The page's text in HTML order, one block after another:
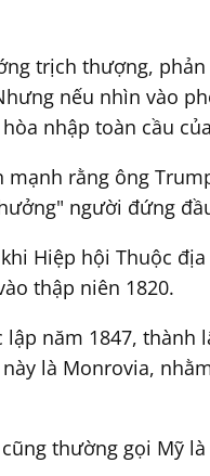
trịch thượng,
nếu nhìn vào
nhập toàn cầu
rằng ông
người đứng
Hiệp hội Thuộc
thập niên 1820.
năm 1847,
là Monrovia,
thường gọi Mỹ